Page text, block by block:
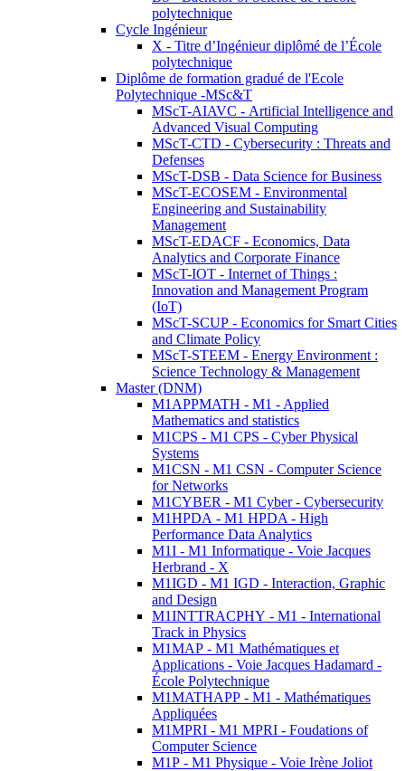
polytechnique
Cycle Ingénieur
X - Titre d’Ingénieur diplômé de l’École
polytechnique
Diplôme de formation gradué de l'Ecole
Polytechnique -MSc&T
MScT-AIAVC - Artificial Intelligence and
Advanced Visual Computing
MScT-CTD - Cybersecurity : Threats and
Defenses
MScT-DSB - Data Science for Business
MScT-ECOSEM - Environmental
Engineering and Sustainability
Management
MScT-EDACF - Economics, Data
Analytics and Corporate Finance
MScT-IOT - Internet of Things :
Innovation and Management Program
(IoT)
MScT-SCUP - Economics for Smart Cities
and Climate Policy
MScT-STEEM - Energy Environment :
Science Technology & Management
Master (DNM)
M1APPMATH - M1 - Applied
Mathematics and statistics
M1CPS - M1 CPS - Cyber Physical
Systems
M1CSN - M1 CSN - Computer Science
for Networks
M1CYBER - M1 Cyber - Cybersecurity
M1HPDA - M1 HPDA - High
Performance Data Analytics
M1I - M1 Informatique - Voie Jacques
Herbrand - X
M1IGD - M1 IGD - Interaction, Graphic
and Design
M1INTTRACPHY - M1 - International
Track in Physics
M1MAP - M1 Mathématiques et
Applications - Voie Jacques Hadamard -
École Polytechnique
M1MATHAPP - M1 - Mathématiques
Appliquées
M1MPRI - M1 MPRI - Foudations of
Computer Science
M1P - M1 Physique - Voie Irène Joliot